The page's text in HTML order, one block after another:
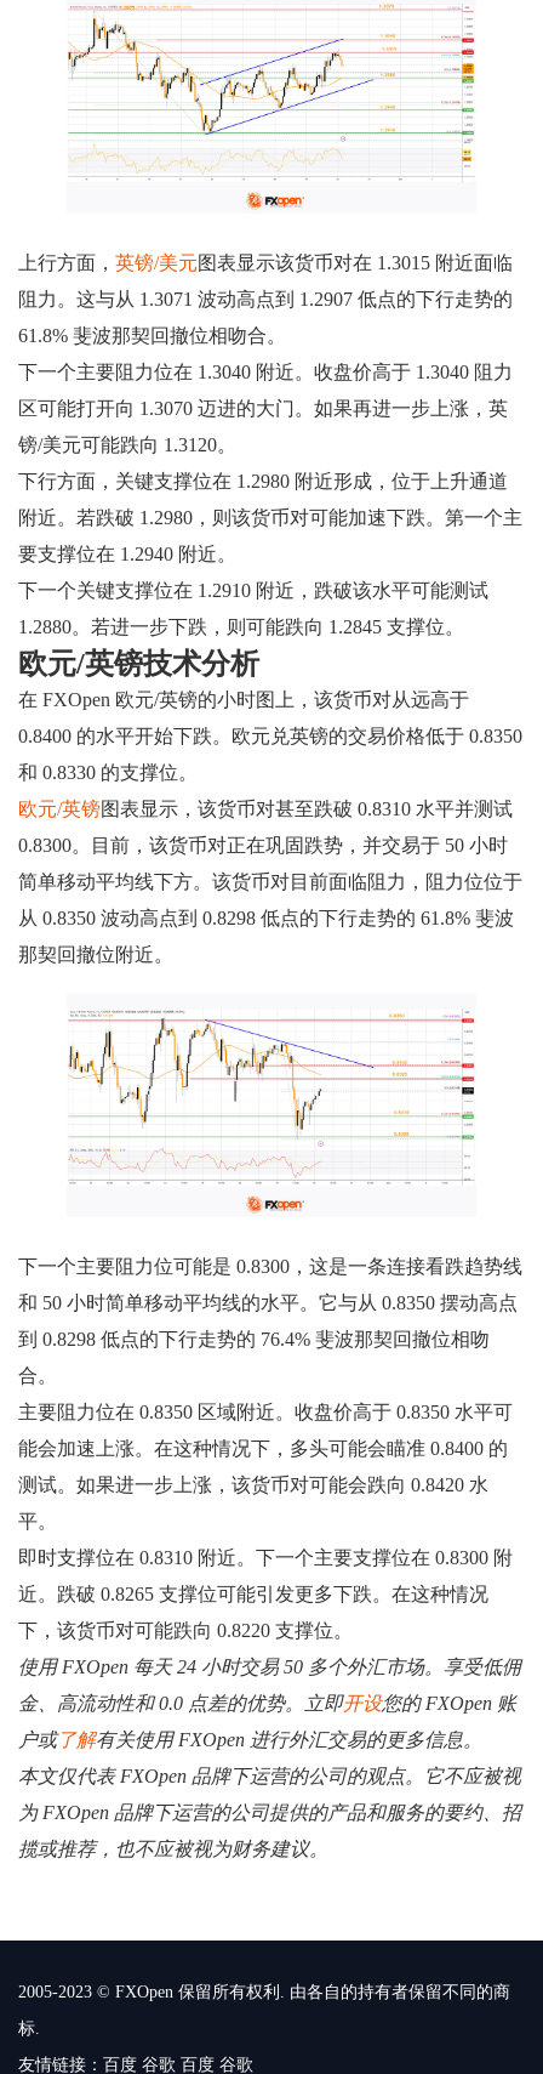
上行方面， 英镑/美元图表显示该货币对在 1.3015 附近面临
阻力。这与从 1.3071 波动高点到 1.2907 低点的下行走势的
61.8% 斐波那契回撤位相吻合。
下一个主要阻力位在 1.3040 附近。收盘价高于 1.3040 阻力
区可能打开向 1.3070 迈进的大门。如果再进一步上涨，英
镑/美元可能跌向 1.3120。
下行方面，关键支撑位在 1.2980 附近形成，位于上升通道
附近。若跌破 1.2980，则该货币对可能加速下跌。第一个主
要支撑位在 1.2940 附近。
下一个关键支撑位在 1.2910 附近，跌破该水平可能测试
1.2880。若进一步下跌，则可能跌向 1.2845 支撑位。
欧元/英镑技术分析
在 FXOpen 欧元/英镑的小时图上，该货币对从远高于
0.8400 的水平开始下跌。欧元兑英镑的交易价格低于 0.8350
和 0.8330 的支撑位。
欧元/英镑图表显示，该货币对甚至跌破 0.8310 水平并测试
0.8300。目前，该货币对正在巩固跌势，并交易于 50 小时
简单移动平均线下方。该货币对目前面临阻力，阻力位位于
从 0.8350 波动高点到 0.8298 低点的下行走势的 61.8% 斐波
那契回撤位附近。
下一个主要阻力位可能是 0.8300，​​这是一条连接看跌趋势线
和 50 小时简单移动平均线的水平。它与从 0.8350 摆动高点
到 0.8298 低点的下行走势的 76.4% 斐波那契回撤位相吻
合。
主要阻力位在 0.8350 区域附近。收盘价高于 0.8350 水平可
能会加速上涨。在这种情况下，多头可能会瞄准 0.8400 的
测试。如果进一步上涨，该货币对可能会跌向 0.8420 水
平。
即时支撑位在 0.8310 附近。下一个主要支撑位在 0.8300 附
近。跌破 0.8265 支撑位可能引发更多下跌。在这种情况
下，该货币对可能跌向 0.8220 支撑位。
使用 FXOpen 每天 24 小时交易 50 多个外汇市场。享受低佣
金、高流动性和 0.0 点差的优势。立即开设您的 FXOpen 账
户或了解有关使用 FXOpen 进行外汇交易的更多信息。
本文仅代表 FXOpen 品牌下运营的公司的观点。它不应被视
为 FXOpen 品牌下运营的公司提供的产品和服务的要约、招
揽或推荐，也不应被视为财务建议。
2005-2023 © FXOpen 保留所有权利. 由各自的持有者保留不同的商
标.
友情链接： 百度 谷歌 百度 谷歌